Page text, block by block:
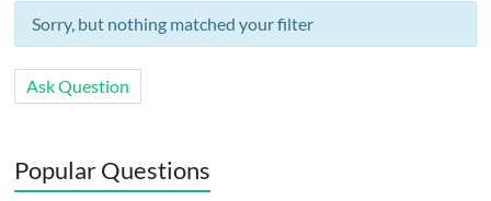
Sorry, but nothing matched your filter
Ask Question
Popular Questions